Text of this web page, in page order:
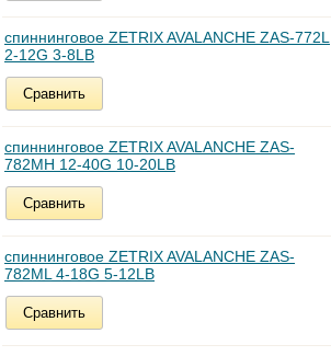
спиннинговое ZETRIX AVALANCHE ZAS-772L
2-12G 3-8LB
Сравнить
спиннинговое ZETRIX AVALANCHE ZAS-
782MH 12-40G 10-20LB
Сравнить
спиннинговое ZETRIX AVALANCHE ZAS-
782ML 4-18G 5-12LB
Сравнить